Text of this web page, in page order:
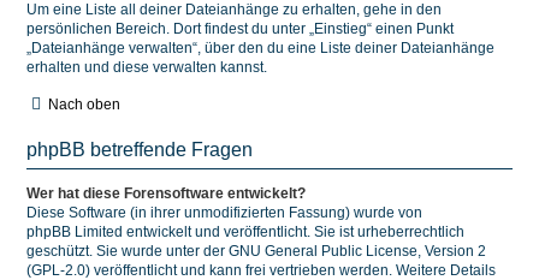
Um eine Liste all deiner Dateianhänge zu erhalten, gehe in den
persönlichen Bereich. Dort findest du unter „Einstieg“ einen Punkt
„Dateianhänge verwalten“, über den du eine Liste deiner Dateianhänge
erhalten und diese verwalten kannst.
Nach oben
phpBB betreffende Fragen
Wer hat diese Forensoftware entwickelt?
Diese Software (in ihrer unmodifizierten Fassung) wurde von
phpBB Limited entwickelt und veröffentlicht. Sie ist urheberrechtlich
geschützt. Sie wurde unter der GNU General Public License, Version 2
(GPL-2.0) veröffentlicht und kann frei vertrieben werden. Weitere Details